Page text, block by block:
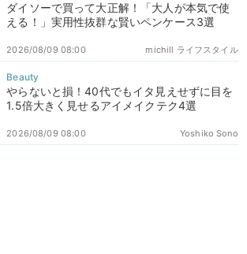
ダイソーで買って大正解！「大人が本気で使
える！」実用性抜群な賢いペンケース3選
michill ライフスタイル
2026/08/09 08:00
やらないと損！40代でもイタ見えせずに目を
1.5倍大きく見せるアイメイクテク4選
Yoshiko Sono
2026/08/09 08:00